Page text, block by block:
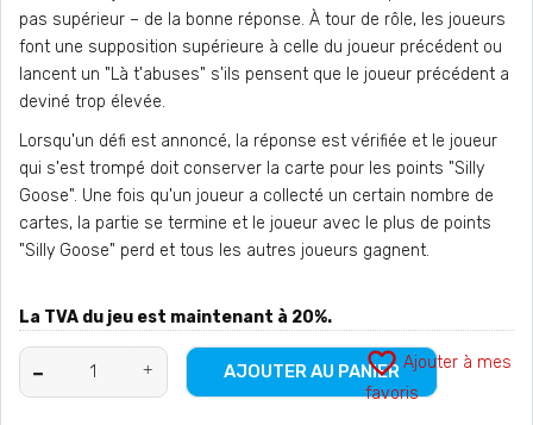
pas supérieur – de la bonne réponse. À tour de rôle, les joueurs
font une supposition supérieure à celle du joueur précédent ou
lancent un "Là t'abuses" s'ils pensent que le joueur précédent a
deviné trop élevée.
Lorsqu'un défi est annoncé, la réponse est vérifiée et le joueur
qui s'est trompé doit conserver la carte pour les points "Silly
Goose". Une fois qu'un joueur a collecté un certain nombre de
cartes, la partie se termine et le joueur avec le plus de points
"Silly Goose" perd et tous les autres joueurs gagnent.
La TVA du jeu est maintenant à 20%.
AJOUTER AU PANIER
favorite_border Ajouter à mes
favoris